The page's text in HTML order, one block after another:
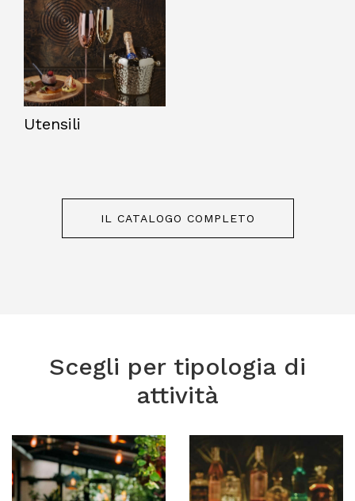
Utensili
IL CATALOGO COMPLETO
Scegli per tipologia di
attività